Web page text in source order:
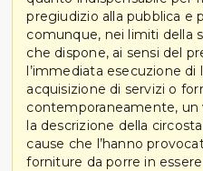
pregiudizio alla pubblica e
comunque, nei limiti della
che dispone, ai sensi del
l’immediata esecuzione di
acquisizione di servizi o
contemporaneamente, un
la descrizione della
cause che l’hanno
forniture da porre in